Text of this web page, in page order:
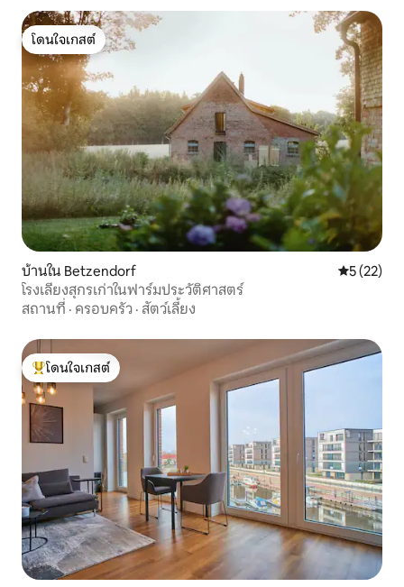
โดนใจเกสต์
โดนใจเกสต์
บ้านใน Betzendorf คะแนนเฉลี่
5 (22)
โรงเลี้ยงสุกรเก่าในฟาร์มประวัติศาสตร์
สถานที่ · ครอบครัว · สัตว์เลี้ยง
โดนใจเกสต์ที่สุด
โดนใจเกสต์